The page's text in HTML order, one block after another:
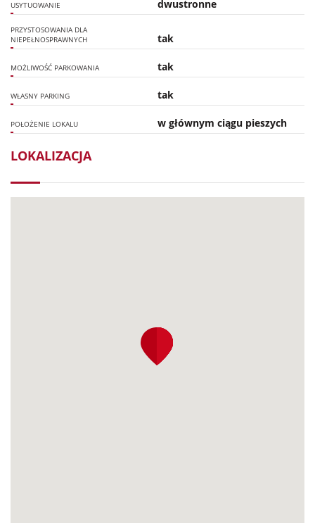
USYTUOWANIE dwustronne
PRZYSTOSOWANIA DLA
NIEPEŁNOSPRAWNYCH
tak
MOŻLIWOŚĆ PARKOWANIA tak
WŁASNY PARKING tak
POŁOŻENIE LOKALU w głównym ciągu pieszych
LOKALIZACJA